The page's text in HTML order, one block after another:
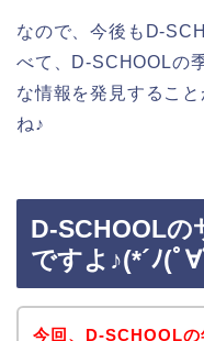
なので、今後もD-
べて、D-SCHOOLの
な情報を発見するこ
ね♪
D-SCHOOLの
ですよ♪(*´ﾉ(ﾟ
今回、D-SCHOOLの